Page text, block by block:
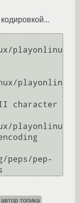
playonlinu
playonlin
character
playonlinu
peps/pep-
автор топика